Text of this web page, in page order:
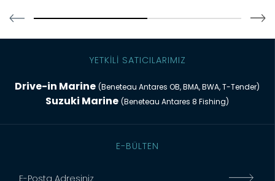
54.54545454545454% completed
YETKİLİ SATICILARIMIZ
Drive-in Marine (Beneteau Antares OB, BMA, BWA, T-Tender)
Suzuki Marine (Beneteau Antares 8 Fishing)
E-BÜLTEN